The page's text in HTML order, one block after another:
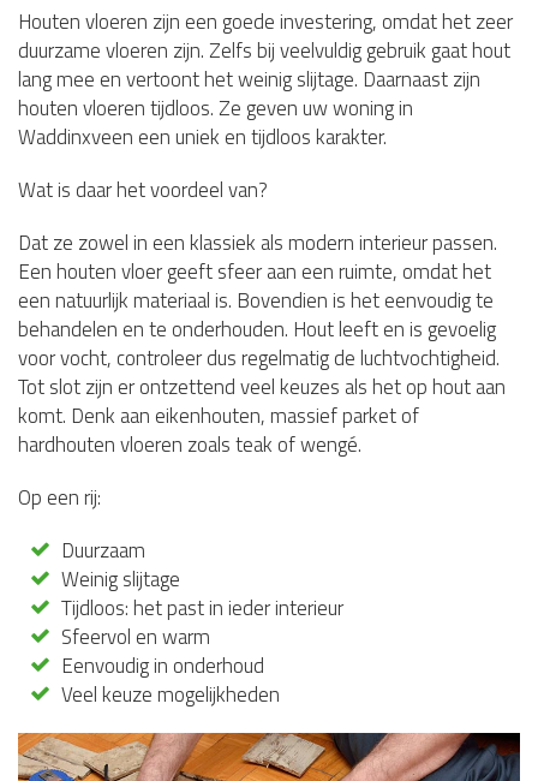
Houten vloeren zijn een goede investering, omdat het zeer
duurzame vloeren zijn. Zelfs bij veelvuldig gebruik gaat hout
lang mee en vertoont het weinig slijtage. Daarnaast zijn
houten vloeren tijdloos. Ze geven uw woning in
Waddinxveen een uniek en tijdloos karakter.
Wat is daar het voordeel van?
Dat ze zowel in een klassiek als modern interieur passen.
Een houten vloer geeft sfeer aan een ruimte, omdat het
een natuurlijk materiaal is. Bovendien is het eenvoudig te
behandelen en te onderhouden. Hout leeft en is gevoelig
voor vocht, controleer dus regelmatig de luchtvochtigheid.
Tot slot zijn er ontzettend veel keuzes als het op hout aan
komt. Denk aan eikenhouten, massief parket of
hardhouten vloeren zoals teak of wengé.
Op een rij:
Duurzaam
Weinig slijtage
Tijdloos: het past in ieder interieur
Sfeervol en warm
Eenvoudig in onderhoud
Veel keuze mogelijkheden